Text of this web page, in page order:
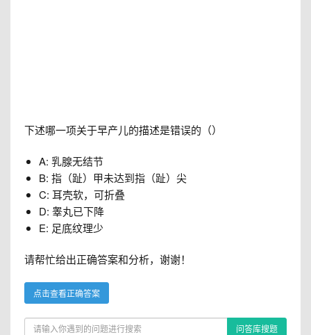
下述哪一项关于早产儿的描述是错误的（）
A: 乳腺无结节
B: 指（趾）甲未达到指（趾）尖
C: 耳壳软，可折叠
D: 睾丸已下降
E: 足底纹理少
请帮忙给出正确答案和分析，谢谢！
点击查看正确答案
问答库搜题